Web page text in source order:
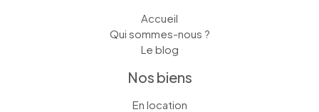
Accueil
Qui sommes-nous ?
Le blog
Nos biens
En location